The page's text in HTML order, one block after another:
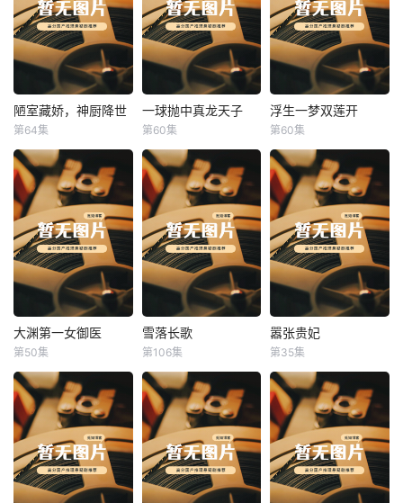
陋室藏娇，神厨降世
陋室藏娇，神厨降世
第64集
一球抛中真龙天子
一球抛中真龙天子
第60集
浮生一梦双莲开
浮生一梦双莲开
第60集
大渊第一女御医
大渊第一女御医
第50集
雪落长歌
雪落长歌
第106集
嚣张贵妃
嚣张贵妃
第35集